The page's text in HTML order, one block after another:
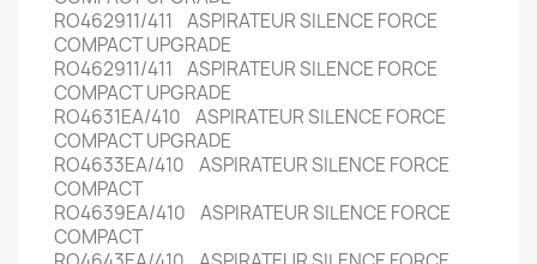
RO462911/411 ASPIRATEUR SILENCE FORCE
COMPACT UPGRADE
RO462911/411 ASPIRATEUR SILENCE FORCE
COMPACT UPGRADE
RO4631EA/410 ASPIRATEUR SILENCE FORCE
COMPACT UPGRADE
RO4633EA/410 ASPIRATEUR SILENCE FORCE
COMPACT
RO4639EA/410 ASPIRATEUR SILENCE FORCE
COMPACT